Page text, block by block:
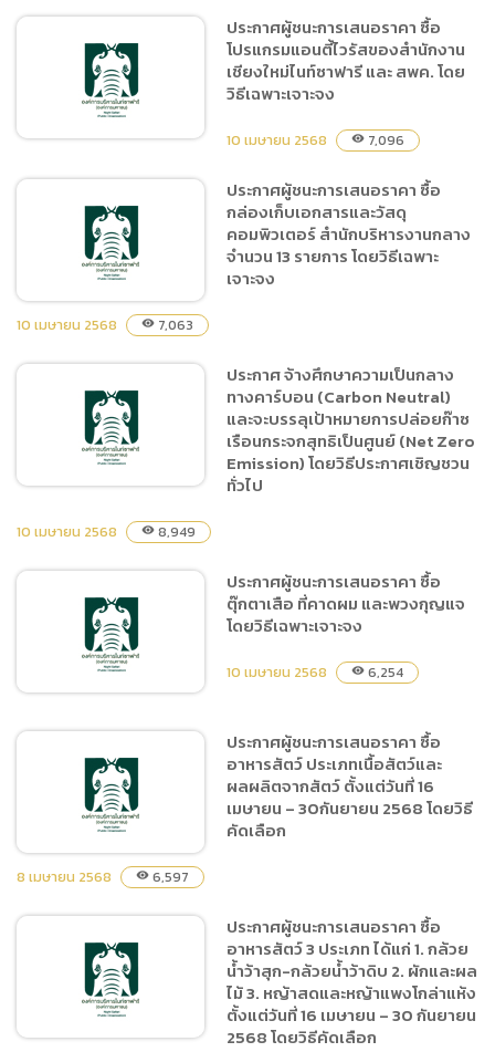
จัดซื้อจัดจ้าง ประจำ
ปีงบประมาณ พ.ศ. 2568 จ้าง
จัดการสื่อออนไลน์ และการ
โฆษณาในช่องทาง Tiktok
ประกาศผู้ชนะการเสนอราคา
ซื้อโปรแกรมแอนตี้ไวรัสของ
สำนักงานเชียงใหม่ไนท์ซาฟารี
และ สพค. โดยวิธีเฉพาะ
เจาะจง
ประกาศผู้ชนะการเสนอราคา ซื้อ
โปรแกรมแอนตี้ไวรัสของสำนักงาน
เชียงใหม่ไนท์ซาฟารี และ สพค. โดย
วิธีเฉพาะเจาะจง
10 เมษายน 2568 visibility 7,096
ซื้อกล่องเก็บเอกสารและวัสดุ
คอมพิวเตอร์ สำนักบริหารงาน
กลาง จำนวน 13 รายการ โดย
วิธีเฉพาะเจาะจง
ประกาศผู้ชนะการเสนอราคา ซื้อ
กล่องเก็บเอกสารและวัสดุ
คอมพิวเตอร์ สำนักบริหารงานกลาง
จำนวน 13 รายการ โดยวิธีเฉพาะ
เจาะจง
10 เมษายน 2568 visibility 7,063
ประกาศ จ้างศึกษาความเป็นก
Neutral) และจะบรรลุเป้า
หมายการปล่อยก๊าซเรือน
กระจกสุทธิเป็นศูนย์ (Net
Zero Emission) โดยวิธี
ประกาศ จ้างศึกษาความเป็นกลาง
ทางคาร์บอน (Carbon Neutral)
และจะบรรลุเป้าหมายการปล่อยก๊าซ
เรือนกระจกสุทธิเป็นศูนย์ (Net Zero
Emission) โดยวิธีประกาศเชิญชวน
ทั่วไป
10 เมษายน 2568 visibility 8,949
ประกาศผู้ชนะการเสนอราคา
ซื้อตุ๊กตาเสือ ที่คาดผม และ
พวงกุญแจ โดยวิธีเฉพาะ
เจาะจง
ประกาศผู้ชนะการเสนอราคา ซื้อ
ตุ๊กตาเสือ ที่คาดผม และพวงกุญแจ
โดยวิธีเฉพาะเจาะจง
10 เมษายน 2568 visibility 6,254
ซื้ออาหารสัตว์ ประเภทเนื้อ
สัตว์และผลผลิตจากสัตว์
ตั้งแต่วันที่ 16 เมษายน –
30กันยายน 2568 โดยวิธีคัด
ประกาศผู้ชนะการเสนอราคา ซื้อ
อาหารสัตว์ ประเภทเนื้อสัตว์และ
ผลผลิตจากสัตว์ ตั้งแต่วันที่ 16
เมษายน – 30กันยายน 2568 โดยวิธี
คัดเลือก
8 เมษายน 2568 visibility 6,597
ประกาศผู้ชนะการเสนอราคา ซื้อ
อาหารสัตว์ 3 ประเภท ได้แก่ 1. กล้วย
น้ำว้าสุก-กล้วยน้ำว้าดิบ 2. ผักและผล
ไม้ 3. หญ้าสดและหญ้าแพงโกล่าแห้ง
ตั้งแต่วันที่ 16 เมษายน – 30 กันยายน
2568 โดยวิธีคัดเลือก